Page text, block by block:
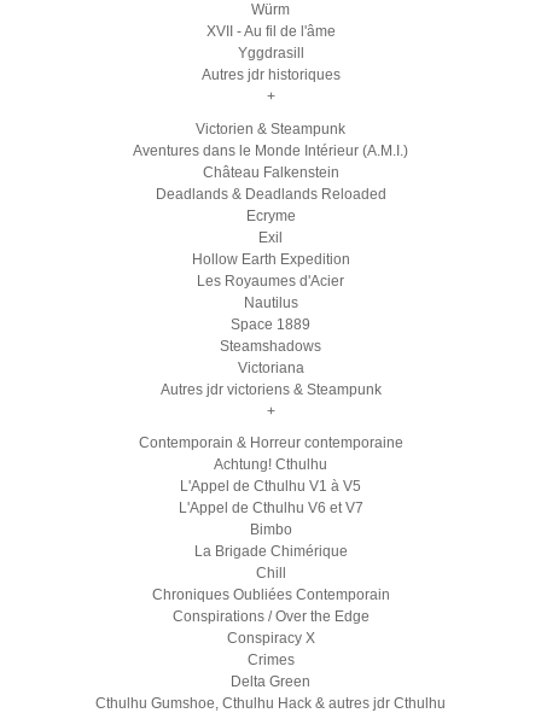
Würm
XVII - Au fil de l'âme
Yggdrasill
Autres jdr historiques
+
Victorien & Steampunk
Aventures dans le Monde Intérieur (A.M.I.)
Château Falkenstein
Deadlands & Deadlands Reloaded
Ecryme
Exil
Hollow Earth Expedition
Les Royaumes d'Acier
Nautilus
Space 1889
Steamshadows
Victoriana
Autres jdr victoriens & Steampunk
+
Contemporain & Horreur contemporaine
Achtung! Cthulhu
L'Appel de Cthulhu V1 à V5
L'Appel de Cthulhu V6 et V7
Bimbo
La Brigade Chimérique
Chill
Chroniques Oubliées Contemporain
Conspirations / Over the Edge
Conspiracy X
Crimes
Delta Green
Cthulhu Gumshoe, Cthulhu Hack & autres jdr Cthulhu